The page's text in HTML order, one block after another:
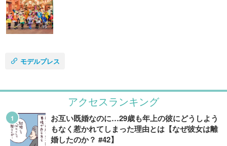
モデルプレス
アクセスランキング
お互い既婚なのに…29歳も年上の彼にどうしよう
もなく惹かれてしまった理由とは【なぜ彼女は離
婚したのか？ #42】